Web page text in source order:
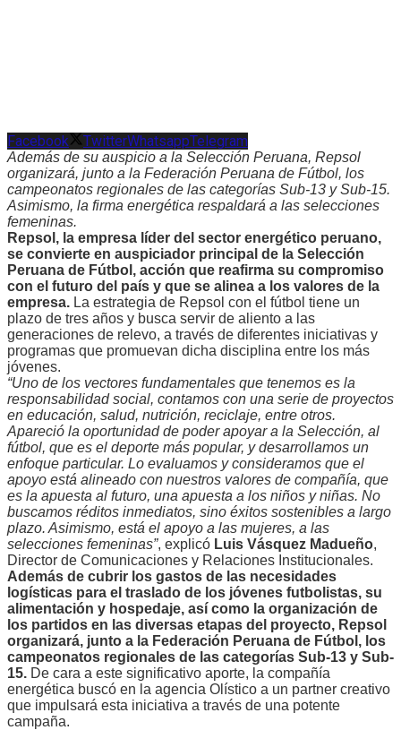
Facebook TwitterWhatsappTelegram
Además de su auspicio a la Selección Peruana, Repsol
organizará, junto a la Federación Peruana de Fútbol, los
campeonatos regionales de las categorías Sub-13 y Sub-15.
Asimismo, la firma energética respaldará a las selecciones
femeninas.
Repsol, la empresa líder del sector energético peruano,
se convierte en auspiciador principal de la Selección
Peruana de Fútbol, acción que reafirma su compromiso
con el futuro del país y que se alinea a los valores de la
empresa. La estrategia de Repsol con el fútbol tiene un
plazo de tres años y busca servir de aliento a las
generaciones de relevo, a través de diferentes iniciativas y
programas que promuevan dicha disciplina entre los más
jóvenes.
“Uno de los vectores fundamentales que tenemos es la
responsabilidad social, contamos con una serie de proyectos
en educación, salud, nutrición, reciclaje, entre otros.
Apareció la oportunidad de poder apoyar a la Selección, al
fútbol, que es el deporte más popular, y desarrollamos un
enfoque particular. Lo evaluamos y consideramos que el
apoyo está alineado con nuestros valores de compañía, que
es la apuesta al futuro, una apuesta a los niños y niñas. No
buscamos réditos inmediatos, sino éxitos sostenibles a largo
plazo. Asimismo, está el apoyo a las mujeres, a las
selecciones femeninas”, explicó Luis Vásquez Madueño,
Director de Comunicaciones y Relaciones Institucionales.
Además de cubrir los gastos de las necesidades
logísticas para el traslado de los jóvenes futbolistas, su
alimentación y hospedaje, así como la organización de
los partidos en las diversas etapas del proyecto, Repsol
organizará, junto a la Federación Peruana de Fútbol, los
campeonatos regionales de las categorías Sub-13 y Sub-
15. De cara a este significativo aporte, la compañía
energética buscó en la agencia Olístico a un partner creativo
que impulsará esta iniciativa a través de una potente
campaña.